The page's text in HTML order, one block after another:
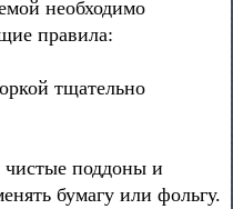
необходимо
правила:
тщательно
чистые поддоны и
бумагу или фольгу.